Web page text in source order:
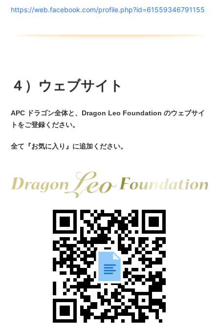
https://web.facebook.com/profile.php?id=61559346791155
４）ウェブサイト
APC ドラゴン全体と、Dragon Leo Foundation のウェブサイ
トをご登録ください。
全て『お気に入り』に追加ください。